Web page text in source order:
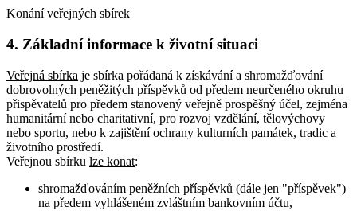
Konání veřejných sbírek
4. Základní informace k životní situaci
Veřejná sbírka je sbírka pořádaná k získávání a shromažďování
dobrovolných peněžitých příspěvků od předem neurčeného okruhu
přispěvatelů pro předem stanovený veřejně prospěšný účel, zejména
humanitární nebo charitativní, pro rozvoj vzdělání, tělovýchovy
nebo sportu, nebo k zajištění ochrany kulturních památek, tradic a
životního prostředí.
Veřejnou sbírku lze konat:
shromažďováním peněžních příspěvků (dále jen "příspěvek")
na předem vyhlášeném zvláštním bankovním účtu,